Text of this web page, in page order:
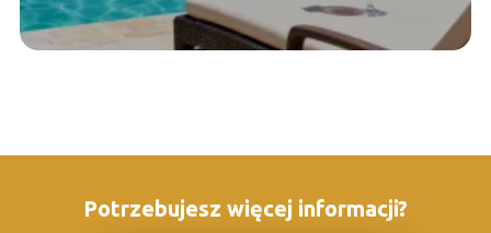
Potrzebujesz więcej informacji?